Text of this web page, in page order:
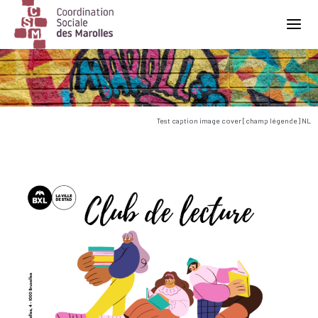
Main Navigation
Test caption image cover [champ légende] NL